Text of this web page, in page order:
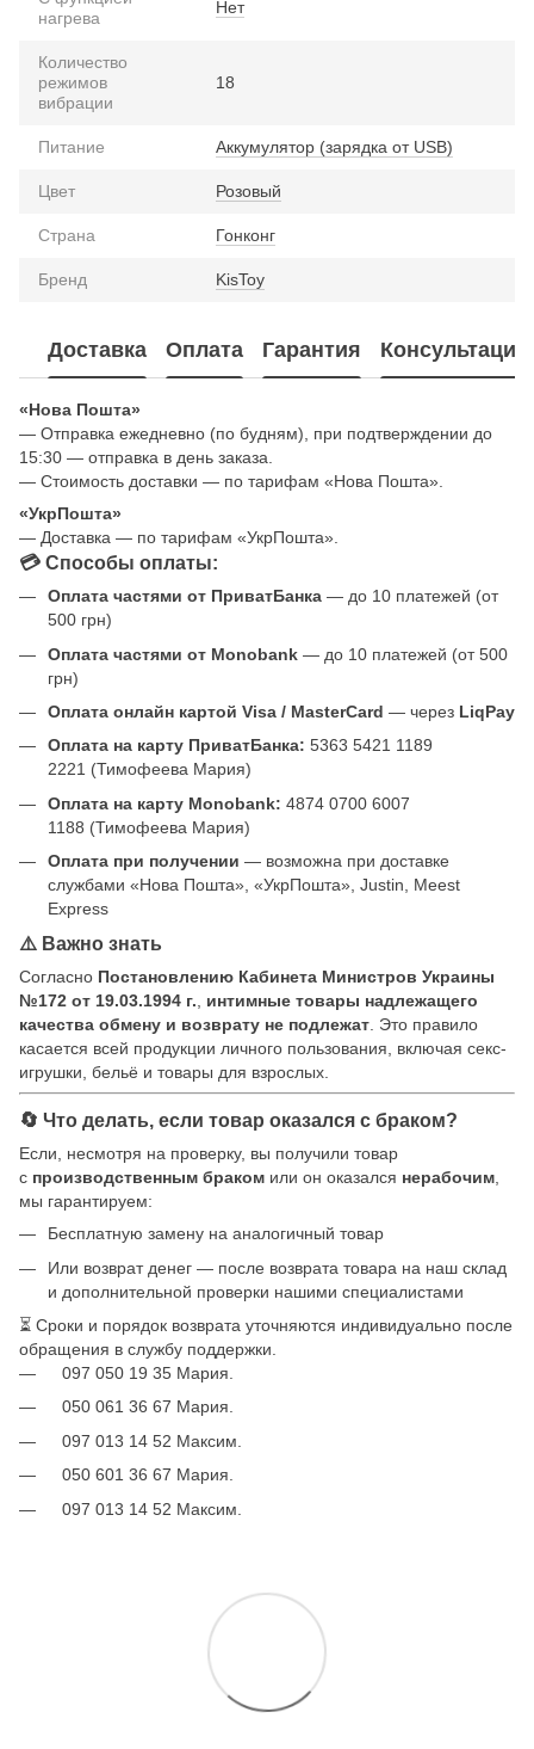
нагрева
Нет
Количество
режимов
вибрации
18
Питание Аккумулятор (зарядка от USB)
Цвет Розовый
Страна Гонконг
Бренд KisToy
Доставка Оплата Гарантия Консультация
«Нова Пошта»
— Отправка ежедневно (по будням), при подтверждении до
15:30 — отправка в день заказа.
— Стоимость доставки — по тарифам «Нова Пошта».
«УкрПошта»
— Доставка — по тарифам «УкрПошта».
💳 Способы оплаты:
Оплата частями от ПриватБанка — до 10 платежей (от
500 грн)
Оплата частями от Monobank — до 10 платежей (от 500
грн)
Оплата онлайн картой Visa / MasterCard — через LiqPay
Оплата на карту ПриватБанка: 5363 5421 1189
2221 (Тимофеева Мария)
Оплата на карту Monobank: 4874 0700 6007
1188 (Тимофеева Мария)
Оплата при получении — возможна при доставке
службами «Нова Пошта», «УкрПошта», Justin, Meest
Express
⚠️ Важно знать
Согласно Постановлению Кабинета Министров Украины
№172 от 19.03.1994 г., интимные товары надлежащего
качества обмену и возврату не подлежат. Это правило
касается всей продукции личного пользования, включая секс-
игрушки, бельё и товары для взрослых.
🔄 Что делать, если товар оказался с браком?
Если, несмотря на проверку, вы получили товар
с производственным браком или он оказался нерабочим,
мы гарантируем:
Бесплатную замену на аналогичный товар
Или возврат денег — после возврата товара на наш склад
и дополнительной проверки нашими специалистами
⏳ Сроки и порядок возврата уточняются индивидуально после
обращения в службу поддержки.
097 050 19 35 Мария.
050 061 36 67 Мария.
097 013 14 52 Максим.
050 601 36 67 Мария.
097 013 14 52 Максим.